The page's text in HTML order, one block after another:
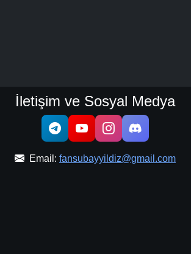
İletişim ve Sosyal Medya
Email: fansubayyildiz@gmail.com